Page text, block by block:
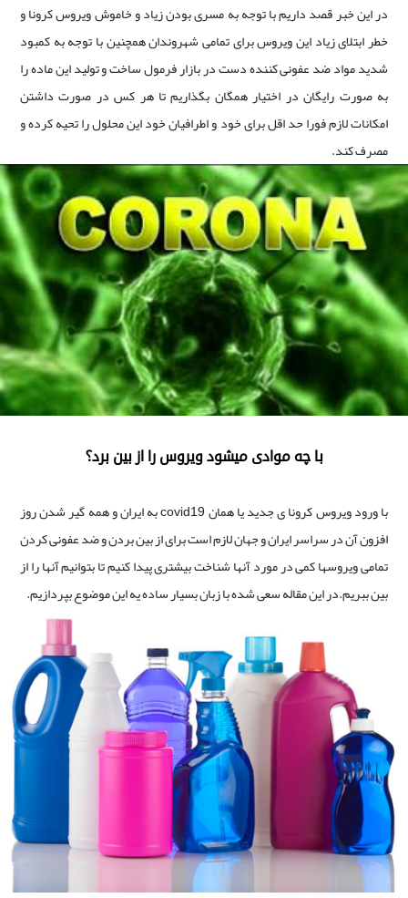
در این خبر قصد داریم با توجه به مسری بودن زیاد و خاموش ویروس کرونا و
خطر ابتلای زیاد این ویروس برای تمامی شهروندان همچنین با توجه به کمبود
شدید مواد ضد عفونی کننده دست در بازار فرمول ساخت و تولید این ماده را
به صورت رایگان در اختیار همگان بگذاریم تا هر کس در صورت داشتن
امکانات لازم فورا حد اقل برای خود و اطرافیان خود این محلول را تحیه کرده و
مصرف کند.
با چه موادی میشود ویروس را از بین برد؟
با ورود ویروس کرونا ی جدید یا همان covid19 به ایران و همه گیر شدن روز
افزون آن در سراسر ایران و جهان لازم است برای از بین بردن و ضد عفونی کردن
تمامی ویروسها کمی در مورد آنها شناخت بیشتری پیدا کنیم تا بتوانیم آنها را از
بین ببریم.در این مقاله سعی شده با زبان بسیار ساده یه این موضوع بپردازیم.